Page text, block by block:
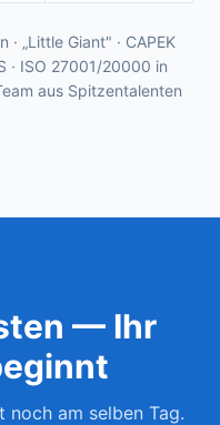
„Little Giant" · CAPEK
· ISO 27001/20000 in
aus Spitzentalenten
— Ihr
am selben Tag.